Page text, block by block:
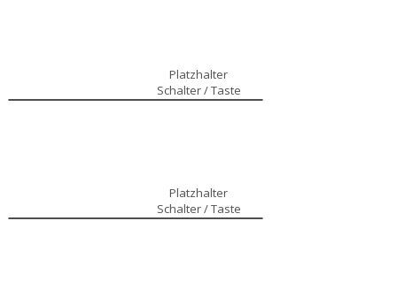
Platzhalter
Schalter / Taste
Platzhalter
Schalter / Taste